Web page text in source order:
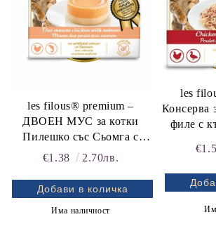
les filous® premium –
ДВОЕН МУС за котки
Пилешко със Сьомга с
гладка текстура Без зърно,
и овкусители. Допълваща
храна за пораснали котки.
Инструкции за хранене: до
€1.38 2.70лв.
Има наличност
les
Консерва
филе с